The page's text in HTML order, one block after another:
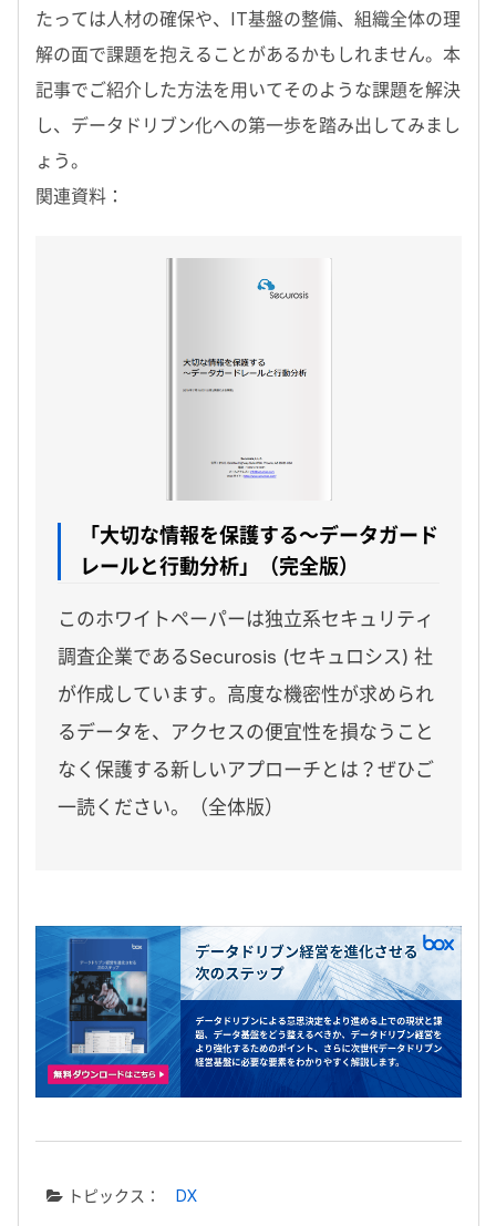
たっては人材の確保や、IT基盤の整備、組織全体の理
解の面で課題を抱えることがあるかもしれません。本
記事でご紹介した方法を用いてそのような課題を解決
し、データドリブン化への第一歩を踏み出してみまし
ょう。
関連資料：
「大切な情報を保護する～データガード
レールと行動分析」（完全版）
このホワイトペーパーは独立系セキュリティ
調査企業であるSecurosis (セキュロシス) 社
が作成しています。高度な機密性が求められ
るデータを、アクセスの便宜性を損なうこと
なく保護する新しいアプローチとは？ぜひご
一読ください。（全体版）
トピックス： DX